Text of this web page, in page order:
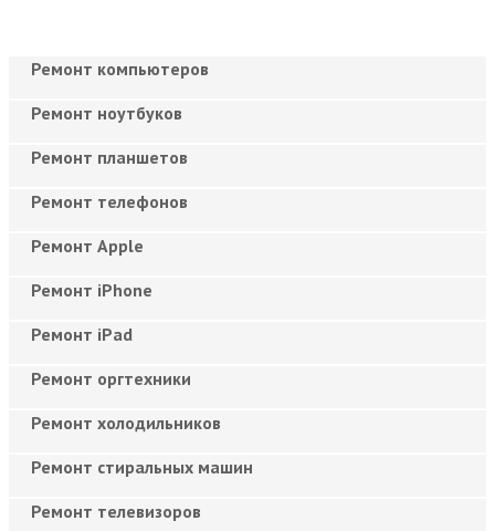
Ремонт компьютеров
Ремонт ноутбуков
Ремонт планшетов
Ремонт телефонов
Ремонт Apple
Ремонт iPhone
Ремонт iPad
Ремонт оргтехники
Ремонт холодильников
Ремонт стиральных машин
Ремонт телевизоров